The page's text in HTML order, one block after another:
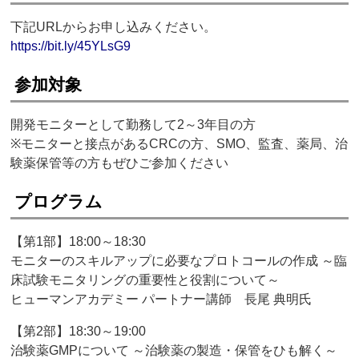
下記URLからお申し込みください。
https://bit.ly/45YLsG9
参加対象
開発モニターとして勤務して2～3年目の方
※モニターと接点があるCRCの方、SMO、監査、薬局、治
験薬保管等の方もぜひご参加ください
プログラム
【第1部】18:00～18:30
モニターのスキルアップに必要なプロトコールの作成 ～臨
床試験モニタリングの重要性と役割について～
ヒューマンアカデミー パートナー講師 長尾 典明氏
【第2部】18:30～19:00
治験薬GMPについて ～治験薬の製造・保管をひも解く～